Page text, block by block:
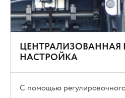
ЦЕНТРАЛИЗОВАННАЯ
НАСТРОЙКА
С помощью